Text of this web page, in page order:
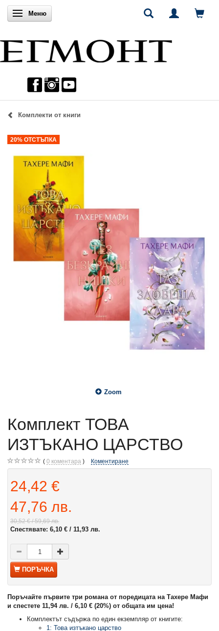
Включи навигацията
Меню
Комплекти от книги
20% ОТСТЪПКА
Zoom
Комплект ТОВА
ИЗТЪКАНО ЦАРСТВО
0 коментара Коментиране
24,42 €
47,76 лв.
30,52 €/ 59,69 лв.
Спестявате: 6,10 € / 11,93 лв.
ПОРЪЧКА
Поръчайте първите три романа от поредицата на Тахере Мафи
и спестете 11,94 лв. / 6,10 € (20%) от общата им цена!
Комплектът съдържа по един екземпляр от книгите:
1: Това изтъкано царство